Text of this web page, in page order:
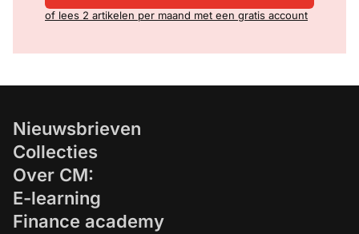
of lees 2 artikelen per maand met een gratis account
Nieuwsbrieven
Collecties
Over CM:
E-learning
Finance academy